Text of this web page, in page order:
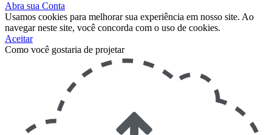
Abra sua Conta
Usamos cookies para melhorar sua experiência em nosso site. Ao
navegar neste site, você concorda com o uso de cookies.
Aceitar
Como você gostaria de projetar